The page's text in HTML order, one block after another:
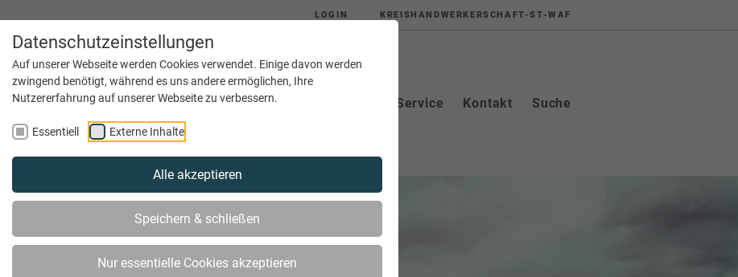
Datenschutzeinstellungen
Auf unserer Webseite werden Cookies verwendet. Einige davon werden
zwingend benötigt, während es uns andere ermöglichen, Ihre
Nutzererfahrung auf unserer Webseite zu verbessern.
Essentiell Externe Inhalte
Alle akzeptieren
Speichern & schließen
Nur essentielle Cookies akzeptieren
LOGIN KREISHANDWERKERSCHAFT-ST-WAF
Aktuelles Ausbildung Service Kontakt Suche